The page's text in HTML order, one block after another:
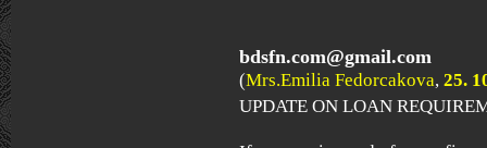
bdsfn.com@gmail.com
(Mrs.Emilia Fedorcakova, 25.
UPDATE ON LOAN